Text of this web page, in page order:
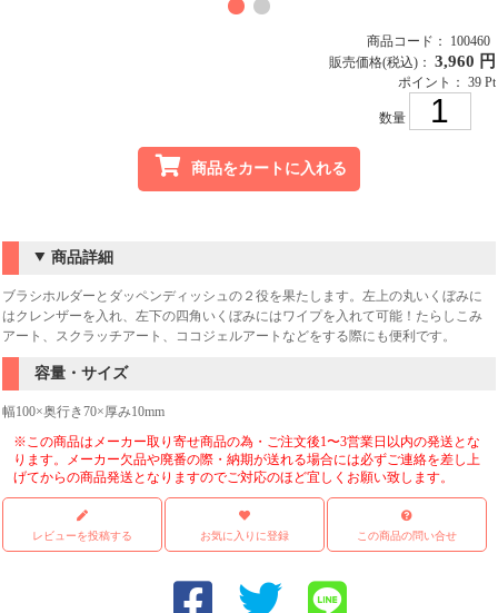
商品コード： 100460
販売価格(税込)： 3,960 円
ポイント： 39 Pt
数量
商品をカートに入れる
商品詳細
ブラシホルダーとダッペンディッシュの２役を果たします。左上の丸いくぼみに
はクレンザーを入れ、左下の四角いくぼみにはワイプを入れて可能！たらしこみ
アート、スクラッチアート、ココジェルアートなどをする際にも便利です。
容量・サイズ
幅100×奥行き70×厚み10mm
※この商品はメーカー取り寄せ商品の為・ご注文後1〜3営業日以内の発送とな
ります。メーカー欠品や廃番の際・納期が送れる場合には必ずご連絡を差し上
げてからの商品発送となりますのでご対応のほど宜しくお願い致します。
レビューを投稿する お気に入りに登録 この商品の問い合せ